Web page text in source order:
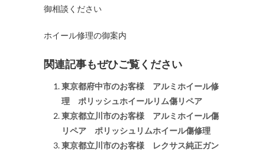
御相談ください
ホイール修理の御案内
関連記事もぜひご覧ください
東京都府中市のお客様 アルミホイール修
理 ポリッシュホイールリム傷リペア
東京都立川市のお客様 アルミホイール傷
リペア ポリッシュリムホイール傷修理
東京都立川市のお客様 レクサス純正ガン